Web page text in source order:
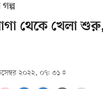
গল্প
থেকে খেলা
২০২২, ০৭: ৩১